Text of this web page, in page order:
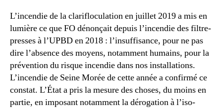
L’incendie de la clarifloculation en juillet 2019 a mis en
lumière ce que FO dénonçait depuis l’incendie des filtre-
presses à l’UPBD en 2018 : l’insuffisance, pour ne pas
dire l’absence des moyens, notamment humains, pour la
prévention du risque incendie dans nos installations.
L’incendie de Seine Morée de cette année a confirmé ce
constat. L’État a pris la mesure des choses, du moins en
partie, en imposant notamment la dérogation à l’iso-